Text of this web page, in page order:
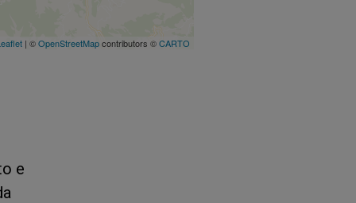
| ©OpenStreetMapcontributors ©CARTO
e